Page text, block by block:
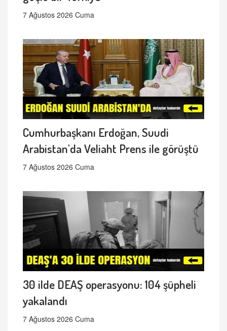
7 Ağustos 2026 Cuma
Cumhurbaşkanı Erdoğan, Suudi
Arabistan'da Veliaht Prens ile görüştü
7 Ağustos 2026 Cuma
30 ilde DEAŞ operasyonu: 104 şüpheli
yakalandı
7 Ağustos 2026 Cuma